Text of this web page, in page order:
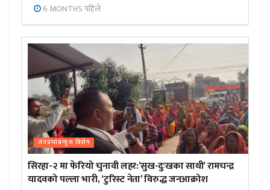
6 MONTHS पहिले
जनप्रभाबन्युज विशेष
सिरहा-२ मा फेरियो चुनावी लहर:’सुख-दुःखका साथी’ रामचन्द्र
यादवको पल्ला भारी, ‘टुरिस्ट नेता’ विरुद्ध जनआक्रोश